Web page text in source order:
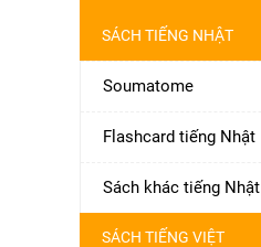
SÁCH TIẾNG NHẬT
Soumatome
Flashcard tiếng Nhật
Sách khác tiếng Nhật
SÁCH TIẾNG VIỆT